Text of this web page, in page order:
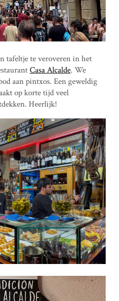
tafeltje te veroveren in het
Casa Alcalde. We
aan pintxos. Een geweldig
op korte tijd veel
Heerlijk!